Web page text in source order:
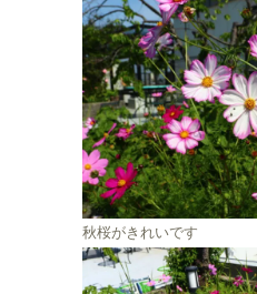
秋桜がきれいです